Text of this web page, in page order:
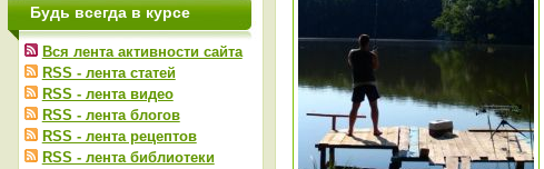
Будь всегда в курсе
Вся лента активности сайта
RSS - лента статей
RSS - лента видео
RSS - лента блогов
RSS - лента рецептов
RSS - лента библиотеки